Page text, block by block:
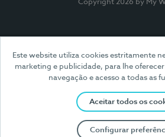
Este website utiliza cookies estritamente
marketing e publicidade, para lhe
navegação e acesso a todas as
Aceitar todos os
Configurar
Copyright 2026 by My